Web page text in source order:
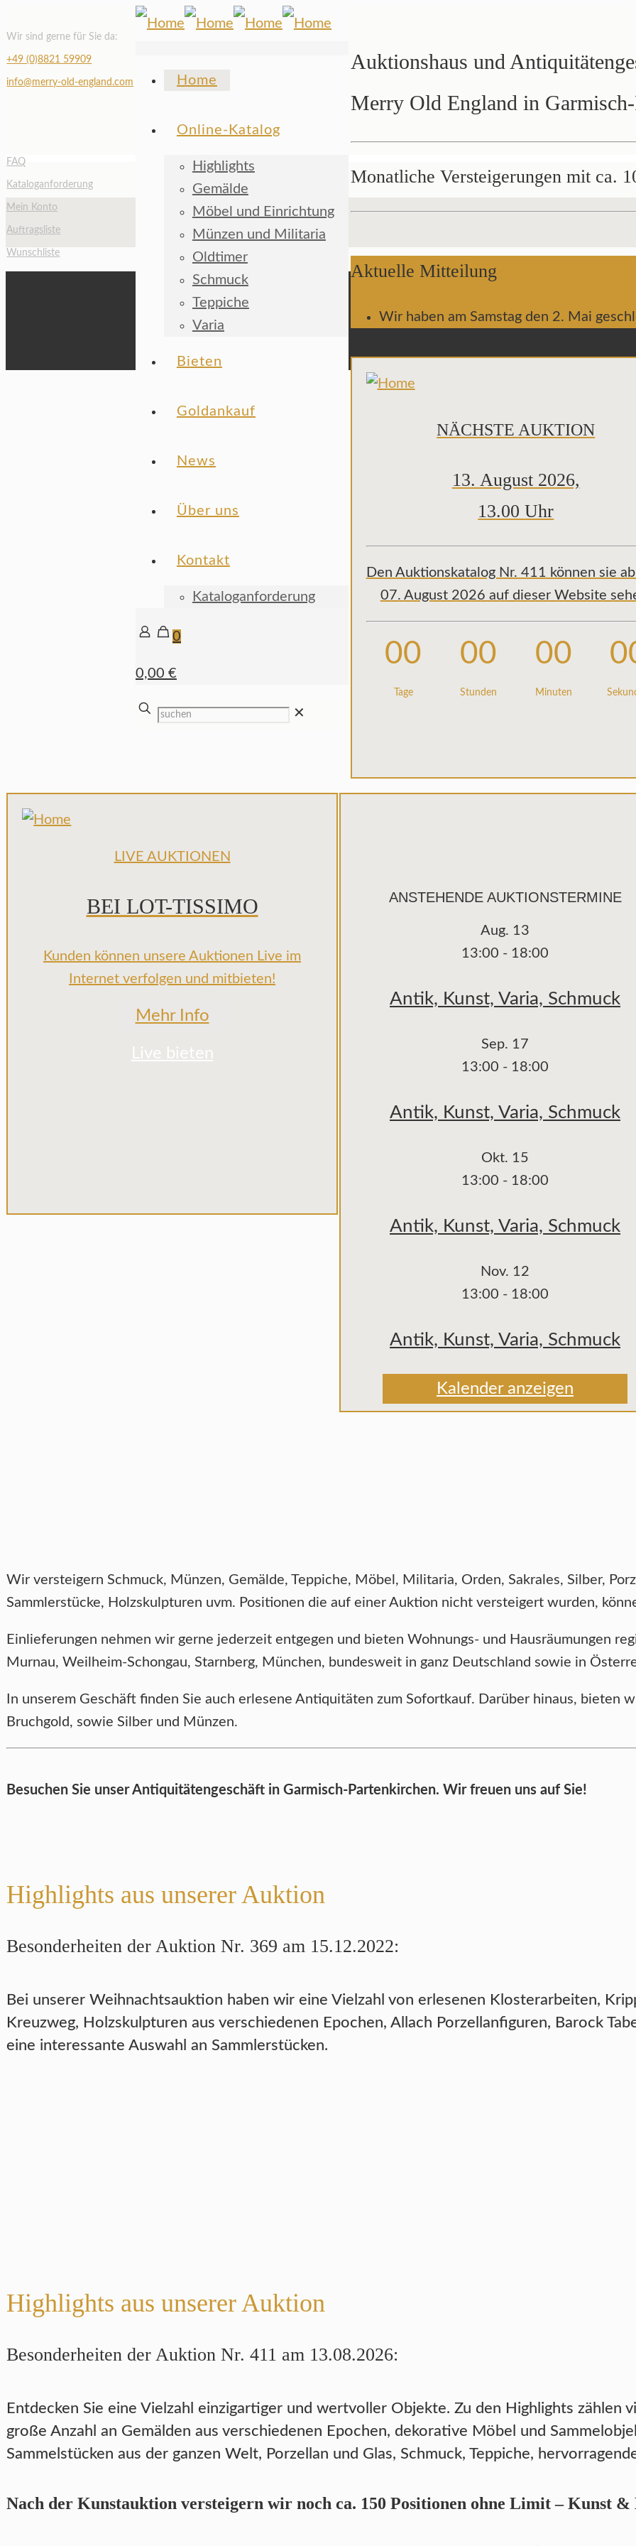
Wir sind gerne für Sie da:
+49 (0)8821 59909
info@merry-old-england.com
FAQ
Kataloganforderung
Mein Konto
Auftragsliste
Wunschliste
Home
Online-Katalog
Highlights
Gemälde
Möbel und Einrichtung
Münzen und Militaria
Oldtimer
Schmuck
Teppiche
Varia
Bieten
Goldankauf
News
Über uns
Kontakt
Kataloganforderung
0
0,00 €
✕
Auktionshaus und
Merry Old England in
Monatliche Versteigerungen mit ca.
Aktuelle Mitteilung
Wir haben am Samstag den 2. Mai
NÄCHSTE AUKTION
13. August 2026,
13.00 Uhr
Den Auktionskatalog Nr. 411 können sie
07. August 2026 auf dieser Website
00
Tage
00
Stunden
00
Minuten
LIVE AUKTIONEN
BEI LOT-TISSIMO
Kunden können unsere Auktionen Live im
Internet verfolgen und mitbieten!
Mehr Info
Live bieten
ANSTEHENDE AUKTIONSTERMINE
Aug. 13
13:00 - 18:00
Antik, Kunst, Varia, Schmuck
Sep. 17
13:00 - 18:00
Antik, Kunst, Varia, Schmuck
Okt. 15
13:00 - 18:00
Antik, Kunst, Varia, Schmuck
Nov. 12
13:00 - 18:00
Antik, Kunst, Varia, Schmuck
Kalender anzeigen
Wir versteigern Schmuck, Münzen, Gemälde, Teppiche, Möbel, Militaria, Orden, Sakrales, Silber,
Sammlerstücke, Holzskulpturen uvm. Positionen die auf einer Auktion nicht versteigert wurden,
Einlieferungen nehmen wir gerne jederzeit entgegen und bieten Wohnungs- und Hausräumungen
Murnau, Weilheim-Schongau, Starnberg, München, bundesweit in ganz Deutschland sowie in
In unserem Geschäft finden Sie auch erlesene Antiquitäten zum Sofortkauf. Darüber hinaus, bieten
Bruchgold, sowie Silber und Münzen.
Besuchen Sie unser Antiquitätengeschäft in Garmisch-Partenkirchen. Wir freuen uns auf Sie!
Highlights aus unserer Auktion
Besonderheiten der Auktion Nr. 369 am 15.12.2022:
Bei unserer Weihnachtsauktion haben wir eine Vielzahl von erlesenen Klosterarbeiten,
Kreuzweg, Holzskulpturen aus verschiedenen Epochen, Allach Porzellanfiguren, Barock
eine interessante Auswahl an Sammlerstücken.
Highlights aus unserer Auktion
Besonderheiten der Auktion Nr. 411 am 13.08.2026:
Entdecken Sie eine Vielzahl einzigartiger und wertvoller Objekte. Zu den Highlights zählen
große Anzahl an Gemälden aus verschiedenen Epochen, dekorative Möbel und
Sammelstücken aus der ganzen Welt, Porzellan und Glas, Schmuck, Teppiche,
Nach der Kunstauktion versteigern wir noch ca. 150 Positionen ohne Limit – Kunst &